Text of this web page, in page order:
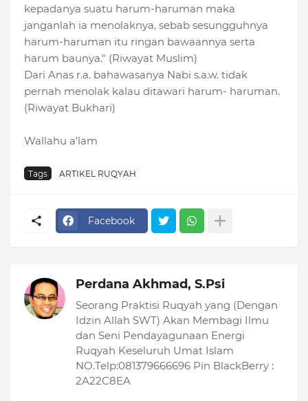
kepadanya suatu harum-haruman maka
janganlah ia menolaknya, sebab sesungguhnya
harum-haruman itu ringan bawaannya serta
harum baunya." (Riwayat Muslim)
Dari Anas r.a. bahawasanya Nabi s.a.w. tidak
pernah menolak kalau ditawari harum- haruman.
(Riwayat Bukhari)
Wallahu a'lam
Tags ARTIKEL RUQYAH
Facebook
Perdana Akhmad, S.Psi
Seorang Praktisi Ruqyah yang (Dengan
Idzin Allah SWT) Akan Membagi Ilmu
dan Seni Pendayagunaan Energi
Ruqyah Keseluruh Umat Islam
NO.Telp:081379666696 Pin BlackBerry :
2A22C8EA